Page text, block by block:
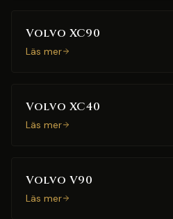
Volvo XC90
Läs mer
Volvo XC40
Läs mer
Volvo V90
Läs mer